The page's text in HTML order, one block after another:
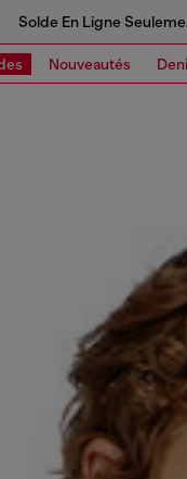
Solde En Ligne
Nouveautés